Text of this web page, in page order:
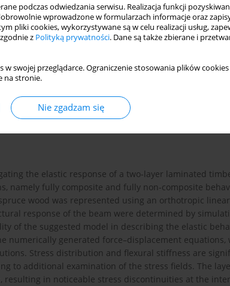
podczas odwiedzania serwisu. Realizacja funkcji
wprowadzone w formularzach informacje oraz
pliki cookies, wykorzystywane są w celu realizacji usług,
z Polityką prywatności. Dane są także zbierane i
w swojej przeglądarce. Ograniczenie stosowania plików
na stronie.
Nie zgadzam się
and non-composite action
the elastic response of a two-layer laminated
namely fully composite and fully non-composite
wood was represented using an orthotropic
response of the beam were determined by
of the suggested model in describing the elastic
numerically generated force–displacement equations,
Stress distribution and flexural stiffness are
to additional examination of the stress fields. The
in noticeable stress discontinuities at the